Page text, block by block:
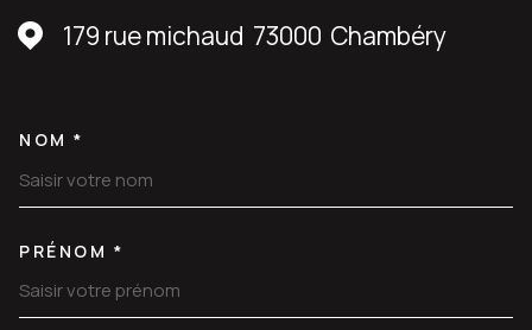
179 rue michaud 73000 Chambéry
NOM *
PRÉNOM *